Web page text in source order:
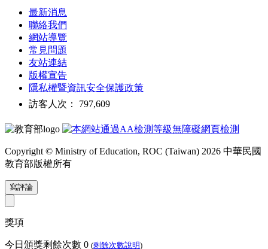
最新消息
聯絡我們
網站導覽
常見問題
友站連結
版權宣告
隱私權暨資訊安全保護政策
訪客人次： 797,609
Copyright © Ministry of Education, ROC (Taiwan) 2026 中華民國
教育部版權所有
寫評論
獎項
今日頒獎剩餘次數 0 (剩餘次數說明)